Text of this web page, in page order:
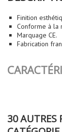
Finition
Conforme à la
Marquage CE.
Fabrication
30 AUTRES